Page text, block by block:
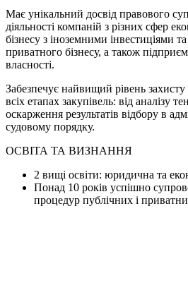
Має унікальний досвід правового
діяльності компаній з різних сфер
бізнесу з іноземними інвестиціями
приватного бізнесу, а також
власності.
Забезпечує найвищий рівень захисту
всіх етапах закупівель: від аналізу
оскарження результатів відбору в
судовому порядку.
ОСВІТА ТА ВИЗНАННЯ
2 вищі освіти: юридична та
Понад 10 років успішно
процедур публічних і